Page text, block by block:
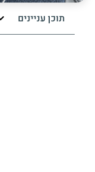
תוכן עניינים